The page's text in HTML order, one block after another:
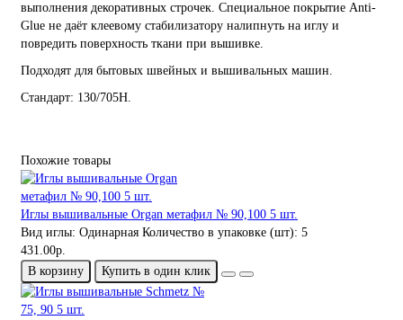
выполнения декоративных строчек. Специальное покрытие Anti-
Glue не даёт клеевому стабилизатору налипнуть на иглу и
повредить поверхность ткани при вышивке.
Подходят для бытовых швейных и вышивальных машин.
Стандарт: 130/705H.
Похожие товары
Иглы вышивальные Organ метафил № 90,100 5 шт.
Вид иглы: Одинарная Количество в упаковке (шт): 5
431.00р.
В корзину
Купить в один клик